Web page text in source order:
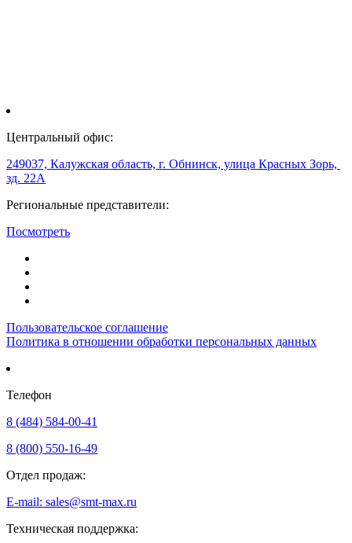
Центральный офис:
249037, Калужская область, г. Обнинск, улица Красных Зорь,
зд. 22А
Региональные представители:
Посмотреть
Пользовательское соглашение
Политика в отношении обработки персональных данных
Телефон
8 (484) 584-00-41
8 (800) 550-16-49
Отдел продаж:
E-mail: sales@smt-max.ru
Техническая поддержка: